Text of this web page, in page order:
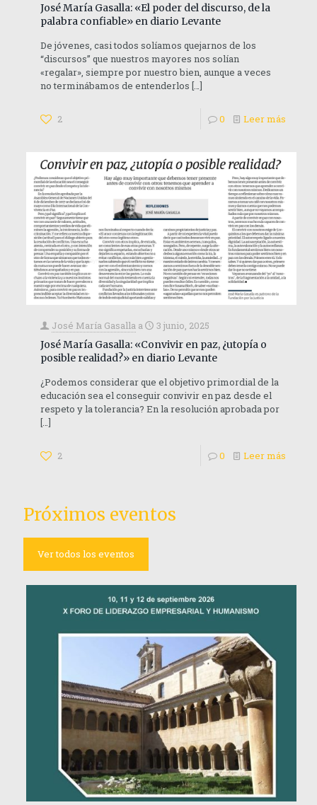
José María Gasalla: «El poder del discurso, de la
palabra confiable» en diario Levante
De jóvenes, casi todos solíamos quejarnos de los
“discursos” que nuestros mayores nos solían
«regalar», siempre por nuestro bien, aunque a veces
no terminábamos de entenderlos […]
2 0 Leer más
José María Gasalla a
3 junio, 2025
José María Gasalla: «Convivir en paz, ¿utopía o
posible realidad?» en diario Levante
¿Podemos considerar que el objetivo primordial de la
educación sea el conseguir convivir en paz desde el
respeto y la tolerancia? En la resolución aprobada por
[…]
2 0 Leer más
Próximos eventos
Ver todos los eventos